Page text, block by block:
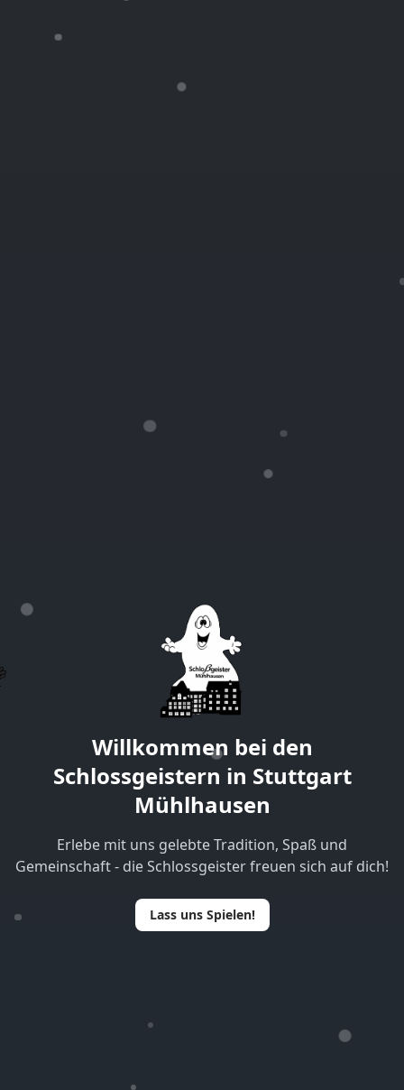
Willkommen bei den
Schlossgeistern in Stuttgart
Mühlhausen
Erlebe mit uns gelebte Tradition, Spaß und
Gemeinschaft - die Schlossgeister freuen sich auf dich!
Lass uns Spielen!